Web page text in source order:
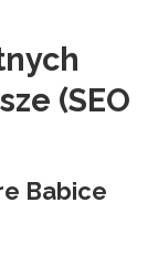
(SEO
Babice